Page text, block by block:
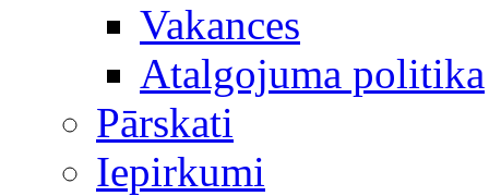
Vakances
Atalgojuma politika
Pārskati
Iepirkumi